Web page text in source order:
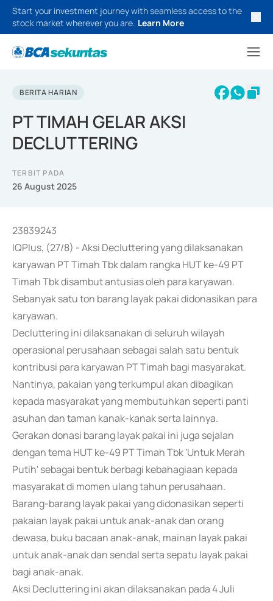
Start your investment journey with seamless access to the
stock market wherever you are. Learn More
BERITA HARIAN
PT TIMAH GELAR AKSI
DECLUTTERING
TERBIT PADA
26 August 2025
23839243
IQPlus, (27/8) - Aksi Decluttering yang dilaksanakan
karyawan PT Timah Tbk dalam rangka HUT ke-49 PT
Timah Tbk disambut antusias oleh para karyawan.
Sebanyak satu ton barang layak pakai didonasikan para
karyawan.
Decluttering ini dilaksanakan di seluruh wilayah
operasional perusahaan sebagai salah satu bentuk
kontribusi para karyawan PT Timah bagi masyarakat.
Nantinya, pakaian yang terkumpul akan dibagikan
kepada masyarakat yang membutuhkan seperti panti
asuhan dan taman kanak-kanak serta lainnya.
Gerakan donasi barang layak pakai ini juga sejalan
dengan tema HUT ke-49 PT Timah Tbk 'Untuk Merah
Putih' sebagai bentuk berbagi kebahagiaan kepada
masyarakat di momen ulang tahun perusahaan.
Barang-barang layak pakai yang didonasikan seperti
pakaian layak pakai untuk anak-anak dan orang
dewasa, buku bacaan anak-anak, mainan layak pakai
untuk anak-anak dan sendal serta sepatu layak pakai
bagi anak-anak.
Aksi Decluttering ini akan dilaksanakan pada 4 Juli